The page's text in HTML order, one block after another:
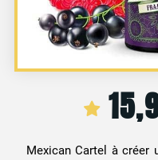
Mexican Cartel à créer